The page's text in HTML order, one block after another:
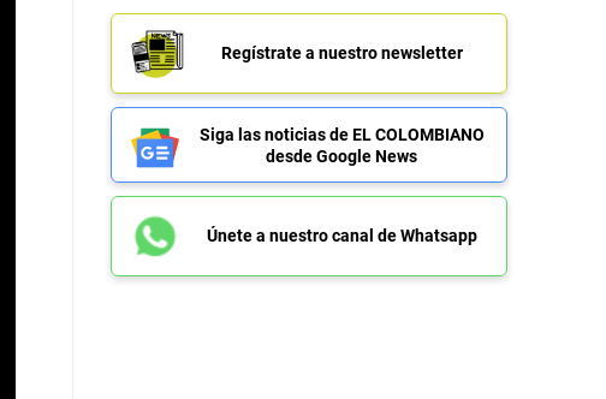
Regístrate a nuestro newsletter
Siga las noticias de EL COLOMBIANO
desde Google News
Únete a nuestro canal de Whatsapp